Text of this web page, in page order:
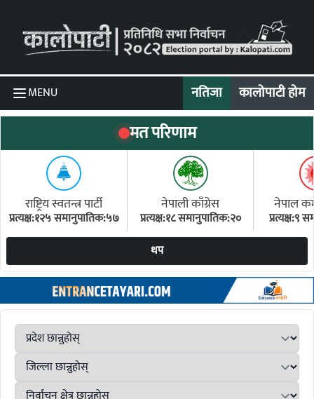
MENU नतिजा कालोपाटी होम
मत परिणाम
राष्ट्रिय स्वतन्त्र पार्टी
प्रत्यक्ष:१२५ समानुपातिक:५७
नेपाली काँग्रेस
प्रत्यक्ष:१८ समानुपातिक:२०
नेपाल
प्रत्यक्ष:९
थप